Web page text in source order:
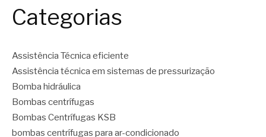
Categorias
Assistência Técnica eficiente
Assistência técnica em sistemas de pressurização
Bomba hidráulica
Bombas centrífugas
Bombas Centrífugas KSB
bombas centrífugas para ar-condicionado